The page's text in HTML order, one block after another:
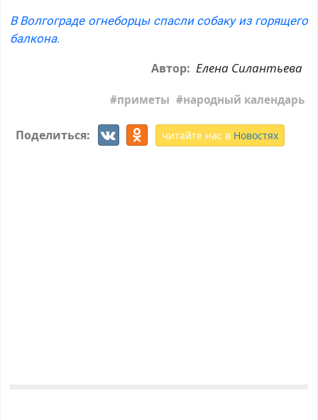
В Волгограде огнеборцы спасли собаку из горящего
балкона.
Автор: Елена Силантьева
приметы народный календарь
Поделиться: читайте нас в Новостях